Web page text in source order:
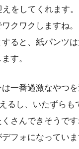
をしてくれます。
クワクしますね。
ると、紙パンツ
す。
一番過激なやつ
るし、いたずらも
さんできそうで
フォになってい